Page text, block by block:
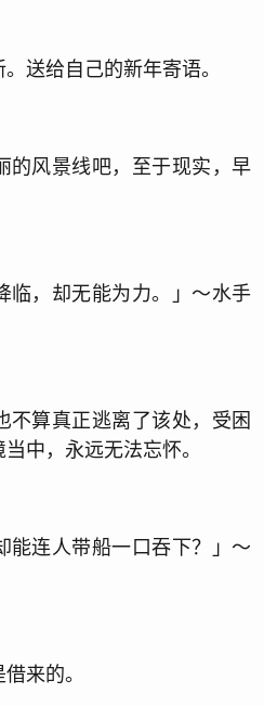
送给自己的新年寄语。
的风景线吧，至于现实，早
临，却无能为力。」～水手
不算真正逃离了该处，受困
中，永远无法忘怀。
能连人带船一口吞下？」～
来的。